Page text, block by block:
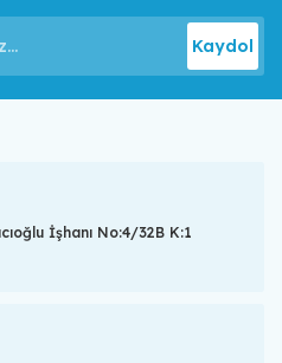
Kaydol
İşhanı No:4/32B K:1